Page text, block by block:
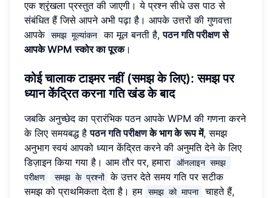
एक श्रृंखला प्रस्तुत की जाएगी। ये प्रश्न सीधे उस पाठ से
संबंधित हैं जिसे आपने अभी पढ़ा है। आपके उत्तरों की गुणवत्ता
आपके समझ मूल्यांकन का मूल बनती है,पठन गति परीक्षणसे
आपके WPM स्कोर का पूरक।
कोई चालाक टाइमर नहीं (समझ के लिए): समझ पर
ध्यान केंद्रित करना गति खंड के बाद
जबकि अनुच्छेद का प्रारंभिक पठन आपके WPM की गणना करने
के लिए समयबद्ध हैपठन गति परीक्षणके भाग के रूप में, समझ
अनुभाग स्वयं आपको ध्यान केंद्रित करने की अनुमति देने के लिए
डिज़ाइन किया गया है। आम तौर पर, हमारा
ऑनलाइन समझ
परीक्षण
समझ के प्रश्नों के उत्तर देते समय गति पर सटीक
समझ को प्राथमिकता देता है। हम समझ को मापना चाहते हैं,